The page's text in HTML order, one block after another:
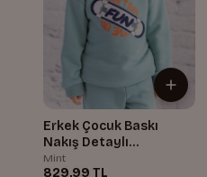
Erkek Çocuk Baskı
Nakış Detaylı
Sweatshirt
Mint
829,99 TL